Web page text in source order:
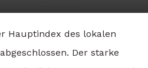
Hauptindex des lokalen
Der starke